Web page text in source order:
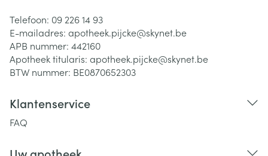
Telefoon: 09 226 14 93
E-mailadres: apotheek.pijcke@skynet.be
APB nummer: 442160
Apotheek titularis: apotheek.pijcke@skynet.be
BTW nummer: BE0870652303
Klantenservice
FAQ